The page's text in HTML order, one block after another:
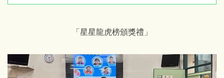
「星星龍虎榜頒獎禮」